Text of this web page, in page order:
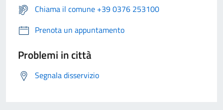
Chiama il comune +39 0376 253100
Prenota un appuntamento
Problemi in città
Segnala disservizio